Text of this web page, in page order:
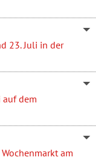
23. Juli in der
auf dem
am